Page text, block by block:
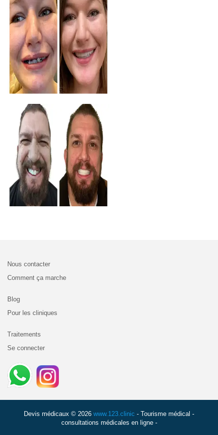
Nous contacter
Comment ça marche
Blog
Pour les cliniques
Traitements
Se connecter
Devis médicaux © 2026 www.123.clinic - Tourisme médical -
consultations médicales en ligne -